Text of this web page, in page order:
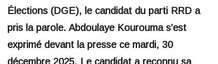
Élections (DGE), le candidat du parti RRD a
pris la parole. Abdoulaye Kourouma s’est
exprimé devant la presse ce mardi, 30
décembre 2025. Le candidat a reconnu sa